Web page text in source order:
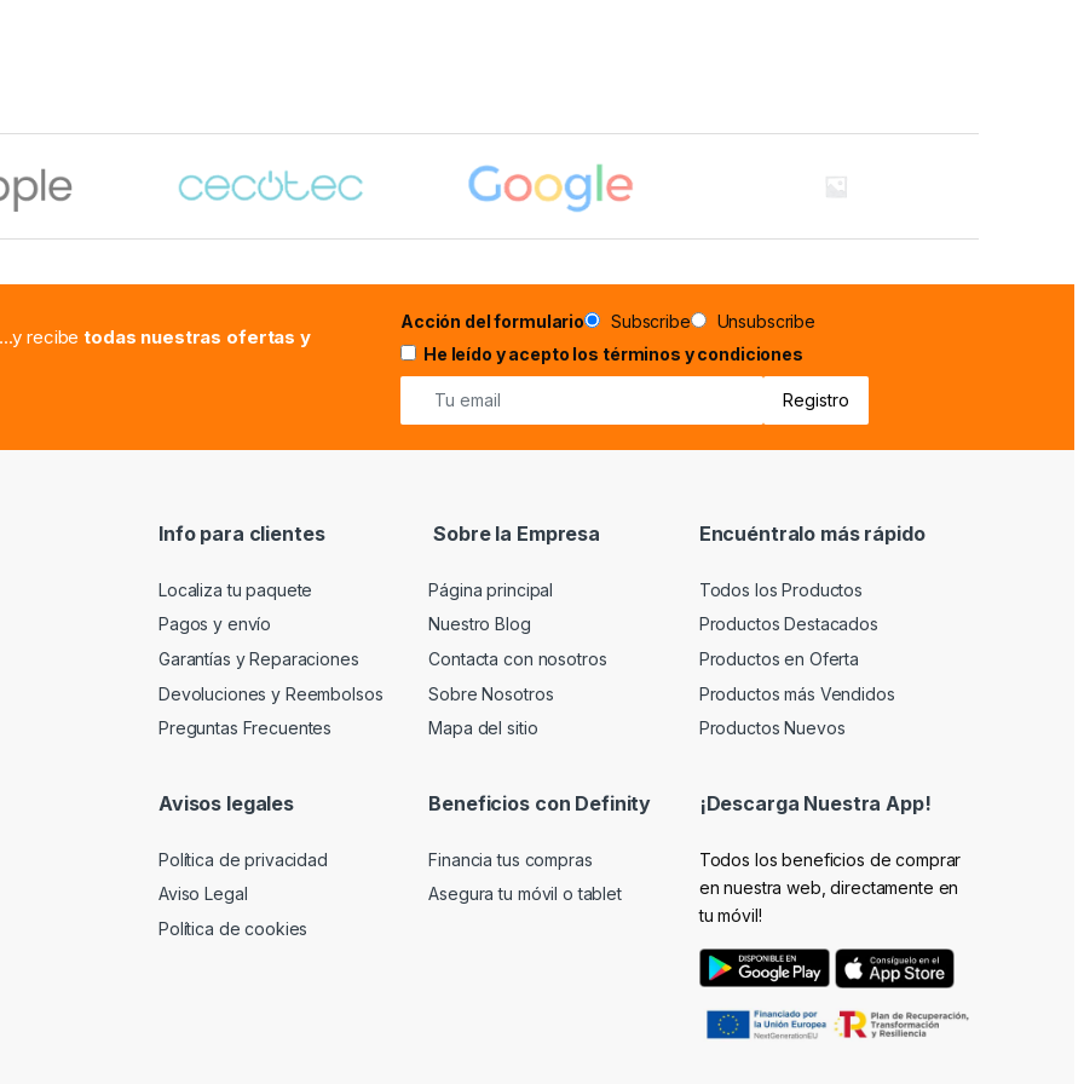
...y recibetodas nuestras ofertas y
Acción del formulario Subscribe
Unsubscribe
He leído y acepto los términos y condiciones
Info para clientes
Localiza tu paquete
Pagos y envío
Garantías y Reparaciones
Devoluciones y Reembolsos
Preguntas Frecuentes
Sobre la Empresa
Página principal
Nuestro Blog
Contacta con nosotros
Sobre Nosotros
Mapa del sitio
Encuéntralo más rápido
Todos los Productos
Productos Destacados
Productos en Oferta
Productos más Vendidos
Productos Nuevos
Avisos legales
Política de privacidad
Aviso Legal
Política de cookies
Beneficios con Definity
Financia tus compras
Asegura tu móvil o tablet
¡Descarga Nuestra App!
Todos los beneficios de comprar
en nuestra web, directamente en
tu móvil!